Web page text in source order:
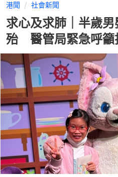
港聞 社會新聞
求心及求肺｜半歲
殆 醫管局緊急呼籲